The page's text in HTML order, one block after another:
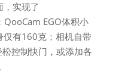
实现了
EGO体积小
仅有160克；相机自带
控制快门，或添加各